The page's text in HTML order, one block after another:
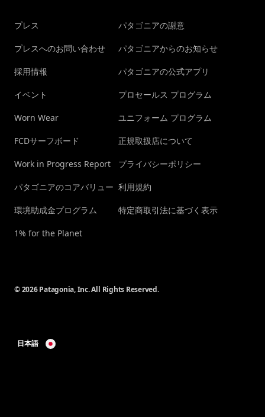
プレス
プレスへのお問い合わせ
採用情報
イベント
Worn Wear
FCDサーフボード
Work in Progress Report
パタゴニアのコアバリュー
環境助成金プログラム
1% for the Planet
パタゴニアの謝意
パタゴニアからのお知らせ
パタゴニアの公式アプリ
プロセールス プログラム
ユニフォーム プログラム
正規取扱店について
プライバシーポリシー
利用規約
特定商取引法に基づく表示
© 2026 Patagonia, Inc. All Rights Reserved.
日本語